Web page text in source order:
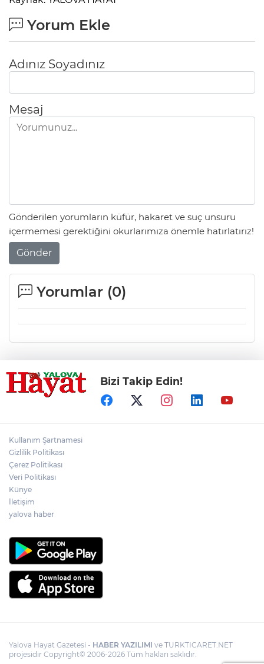
Yorum Ekle
Adınız Soyadınız
Mesaj
Gönderilen yorumların küfür, hakaret ve suç unsuru
içermemesi gerektiğini okurlarımıza önemle hatırlatırız!
Gönder
Yorumlar (0)
Bizi Takip Edin!
Kullanım Şartnamesi
Gizlilik Politikası
Çerez Politikası
Veri Politikası
Künye
İletişim
yalova haber
Yalova Hayat Gazetesi - HABER YAZILIMI ve TURKTICARET.NET
projesidir Copyright© 2006-2026 Tüm hakları saklıdır.